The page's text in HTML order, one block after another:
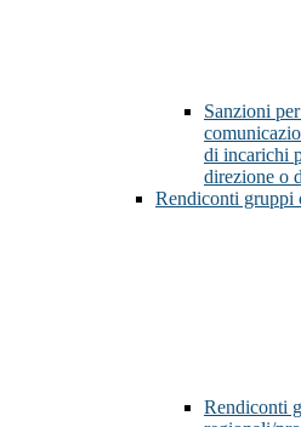
Sanzioni
di incarichi
direzione o
Rendiconti gruppi
Rendiconti